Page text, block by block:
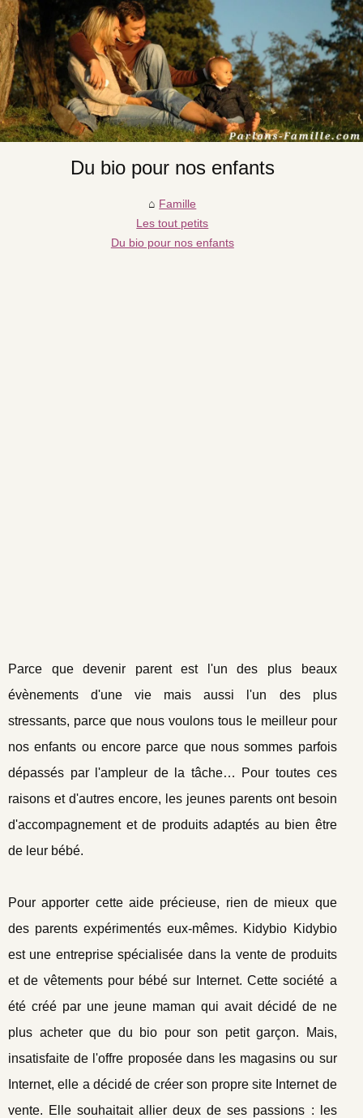
Du bio pour nos enfants
Famille
Les tout petits
Du bio pour nos enfants
Parce que devenir parent est l'un des plus beaux
évènements d'une vie mais aussi l'un des plus
stressants, parce que nous voulons tous le meilleur pour
nos enfants ou encore parce que nous sommes parfois
dépassés par l'ampleur de la tâche… Pour toutes ces
raisons et d'autres encore, les jeunes parents ont besoin
d'accompagnement et de produits adaptés au bien être
de leur bébé.
Pour apporter cette aide précieuse, rien de mieux que
des parents expérimentés eux-mêmes. Kidybio Kidybio
est une entreprise spécialisée dans la vente de produits
et de vêtements pour bébé sur Internet. Cette société a
été créé par une jeune maman qui avait décidé de ne
plus acheter que du bio pour son petit garçon. Mais,
insatisfaite de l'offre proposée dans les magasins ou sur
Internet, elle a décidé de créer son propre site Internet de
vente. Elle souhaitait allier deux de ses passions : les